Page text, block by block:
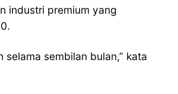
industri premium yang
sembilan bulan,” kata